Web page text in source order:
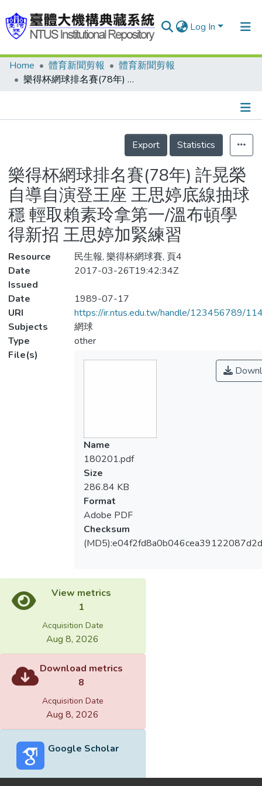
Log In
Communities & Collections
Statistics
Home 體育新聞剪報
體育新聞剪報
樂得杯網球排名賽(78年) 許晃榮自導自演登王座 王思婷底線抽球穩 輕取賴素玲拿第一/溫布頓學得新招 王思婷加緊練習
Details
Export
Statistics
樂得杯網球排名賽(78年) 許晃榮
自導自演登王座 王思婷底線抽球
穩 輕取賴素玲拿第一/溫布頓學
得新招 王思婷加緊練習
Resource
民生報, 樂得杯網球賽, 頁4
Date
Issued
2017-03-26T19:42:34Z
Date
1989-07-17
URI
https://ir.ntus.edu.tw/handle/123456789/
Subjects
網球
Type
other
File(s)
Name
180201.pdf
Size
286.84 KB
Format
Adobe PDF
Checksum
View metrics
1
Acquisition Date
Aug 8, 2026
Download metrics
8
Acquisition Date
Aug 8, 2026
Google Scholar